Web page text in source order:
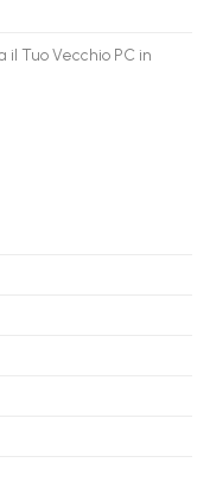
il Tuo Vecchio PC in